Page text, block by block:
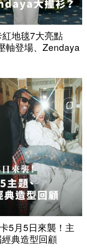
紅地毯7大亮點
軸登場、Zendaya
5月5日來襲！主
典造型回顧